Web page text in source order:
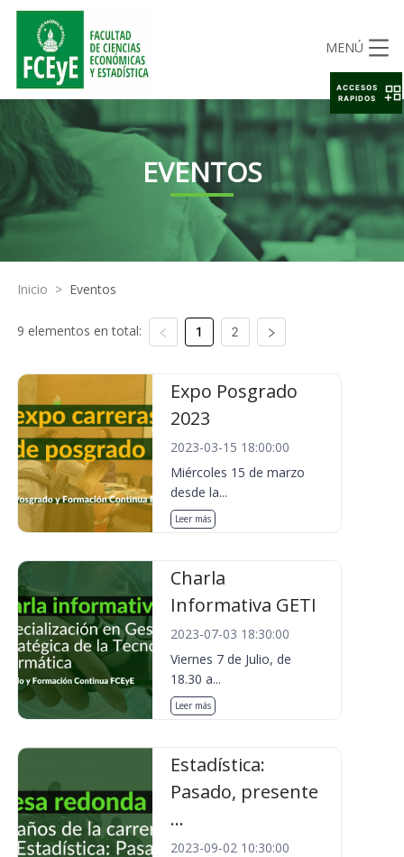
MENÚ
EVENTOS
Inicio > Eventos
9 elementos en total: 1 2
Expo Posgrado
2023
2023-03-15 18:00:00
Miércoles 15 de marzo
desde la...
Leer más
Charla
Informativa GETI
2023-07-03 18:30:00
Viernes 7 de Julio, de
18.30 a...
Leer más
Estadística:
Pasado, presente
...
2023-09-02 10:30:00
ACCESOS
RAPIDOS